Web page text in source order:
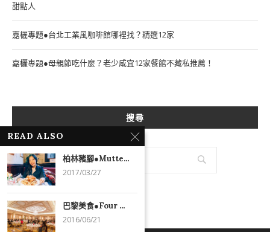
甜點人
嘉欐專題●台北工業風咖啡館哪裡找？精選12家
嘉欐專題●母親節吃什麼？老少咸宜12家餐館不藏私推薦！
搜尋
READ ALSO
柏林豬腳●Mutte...
2017/03/27
巴黎美食●Four ...
2016/06/21